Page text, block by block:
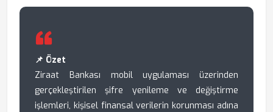
📌 Özet
Ziraat Bankası mobil uygulaması üzerinden
gerçekleştirilen şifre yenileme ve değiştirme
işlemleri, kişisel finansal verilerin korunması adına